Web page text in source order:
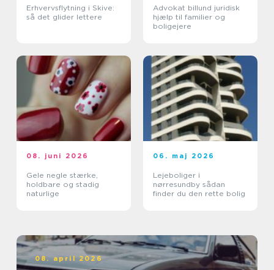
Erhvervsflytning i Skive:
så det glider lettere
Advokat billund juridisk
hjælp til familier og
boligejere
08. juni 2026
Gele negle stærke,
holdbare og stadig
naturlige
06. maj 2026
Lejeboliger i
nørresundby sådan
finder du den rette bolig
08. april 2026